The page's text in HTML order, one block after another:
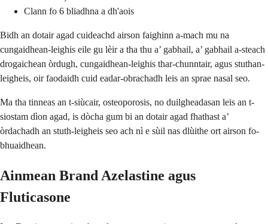
Clann fo 6 bliadhna a dh'aois
Bidh an dotair agad cuideachd airson faighinn a-mach mu na
cungaidhean-leighis eile gu lèir a tha thu a’ gabhail, a’ gabhail a-steach
drogaichean òrdugh, cungaidhean-leighis thar-chunntair, agus stuthan-
leigheis, oir faodaidh cuid eadar-obrachadh leis an sprae nasal seo.
Ma tha tinneas an t-siùcair, osteoporosis, no duilgheadasan leis an t-
siostam dìon agad, is dòcha gum bi an dotair agad fhathast a’
òrdachadh an stuth-leigheis seo ach nì e sùil nas dlùithe ort airson fo-
bhuaidhean.
Ainmean Brand Azelastine agus
Fluticasone